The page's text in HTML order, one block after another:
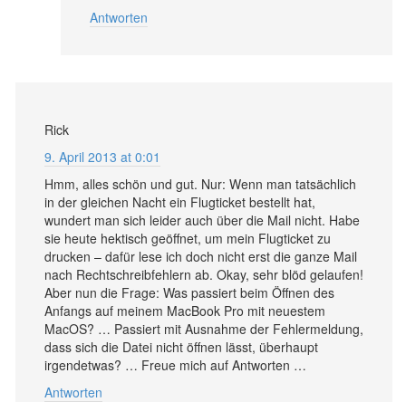
Antworten
Rick
9. April 2013 at 0:01
Hmm, alles schön und gut. Nur: Wenn man tatsächlich
in der gleichen Nacht ein Flugticket bestellt hat,
wundert man sich leider auch über die Mail nicht. Habe
sie heute hektisch geöffnet, um mein Flugticket zu
drucken – dafür lese ich doch nicht erst die ganze Mail
nach Rechtschreibfehlern ab. Okay, sehr blöd gelaufen!
Aber nun die Frage: Was passiert beim Öffnen des
Anfangs auf meinem MacBook Pro mit neuestem
MacOS? … Passiert mit Ausnahme der Fehlermeldung,
dass sich die Datei nicht öffnen lässt, überhaupt
irgendetwas? … Freue mich auf Antworten …
Antworten